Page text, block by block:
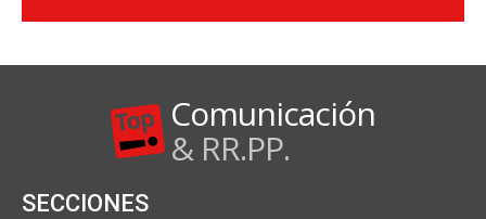
Comunicación
& RR.PP.
SECCIONES